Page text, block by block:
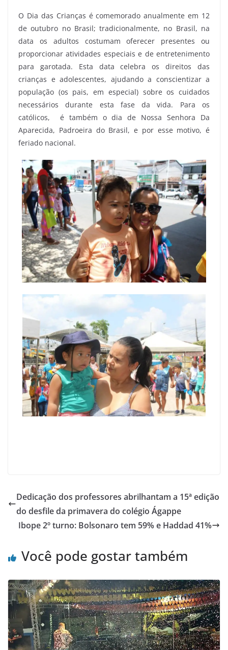
O Dia das Crianças é comemorado anualmente em 12
de outubro no Brasil; tradicionalmente, no Brasil, na
data os adultos costumam oferecer presentes ou
proporcionar atividades especiais e de entretenimento
para garotada. Esta data celebra os direitos das
crianças e adolescentes, ajudando a conscientizar a
população (os pais, em especial) sobre os cuidados
necessários durante esta fase da vida. Para os
católicos, é também o dia de Nossa Senhora Da
Aparecida, Padroeira do Brasil, e por esse motivo, é
feriado nacional.
Dedicação dos professores abrilhantam a 15ª edição
do desfile da primavera do colégio Ágappe
Ibope 2º turno: Bolsonaro tem 59% e Haddad 41%
Você pode gostar também